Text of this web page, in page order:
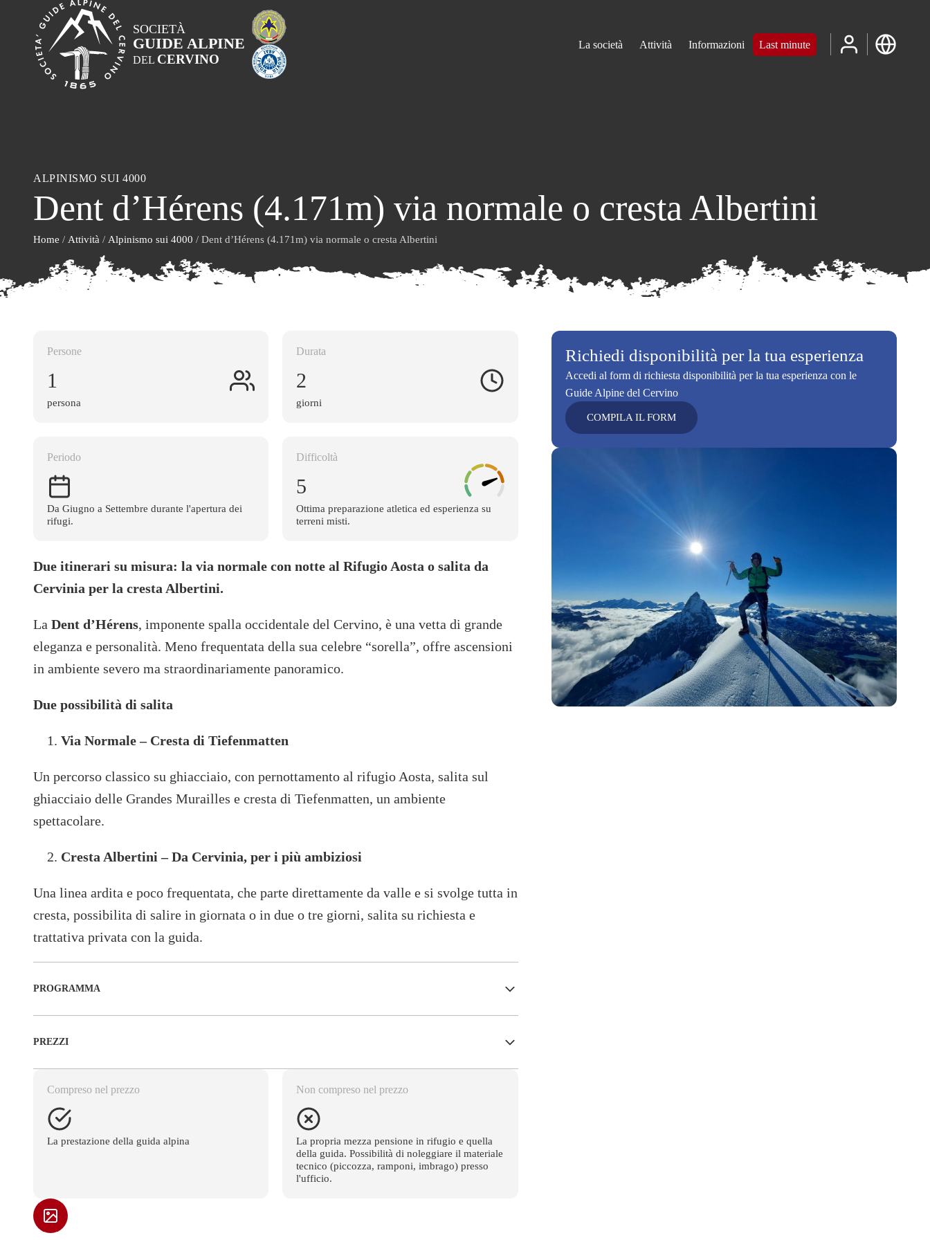
SOCIETÀ
GUIDE ALPINE
DEL CERVINO
La società Attività Informazioni Last minute
ALPINISMO SUI 4000
Dent d’Hérens (4.171m) via normale o cresta Albertini
Home / Attività / Alpinismo sui 4000 / Dent d’Hérens (4.171m) via normale o cresta Albertini
Persone
1
persona
Durata
2
giorni
Periodo
Da Giugno a Settembre durante l'apertura dei
rifugi.
Difficoltà
5
Ottima preparazione atletica ed esperienza su
terreni misti.
Due itinerari su misura: la via normale con notte al Rifugio Aosta o salita da
Cervinia per la cresta Albertini.
La Dent d’Hérens, imponente spalla occidentale del Cervino, è una vetta di grande
eleganza e personalità. Meno frequentata della sua celebre “sorella”, offre ascensioni
in ambiente severo ma straordinariamente panoramico.
Due possibilità di salita
Via Normale – Cresta di Tiefenmatten
Un percorso classico su ghiacciaio, con pernottamento al rifugio Aosta, salita sul
ghiacciaio delle Grandes Murailles e cresta di Tiefenmatten, un ambiente
spettacolare.
Cresta Albertini – Da Cervinia, per i più ambiziosi
Una linea ardita e poco frequentata, che parte direttamente da valle e si svolge tutta in
cresta, possibilita di salire in giornata o in due o tre giorni, salita su richiesta e
trattativa privata con la guida.
PROGRAMMA
PREZZI
Compreso nel prezzo
La prestazione della guida alpina
Non compreso nel prezzo
La propria mezza pensione in rifugio e quella
della guida. Possibilità di noleggiare il materiale
tecnico (piccozza, ramponi, imbrago) presso
l'ufficio.
Richiedi disponibilità per la tua esperienza
Accedi al form di richiesta disponibilità per la tua esperienza con le
Guide Alpine del Cervino
COMPILA IL FORM